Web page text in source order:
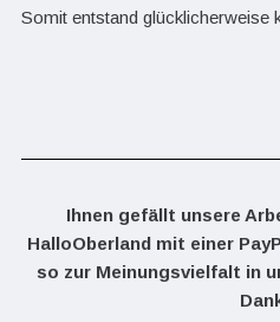
Somit entstand glücklicherweise
Ihnen gefällt unsere
HalloOberland mit einer
so zur Meinungsvielfalt in